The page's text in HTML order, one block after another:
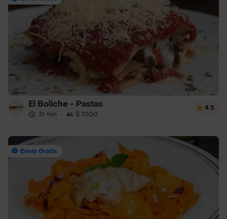
El Boliche - Pastas
31 min · $ 7000
4.5
Envío Gratis